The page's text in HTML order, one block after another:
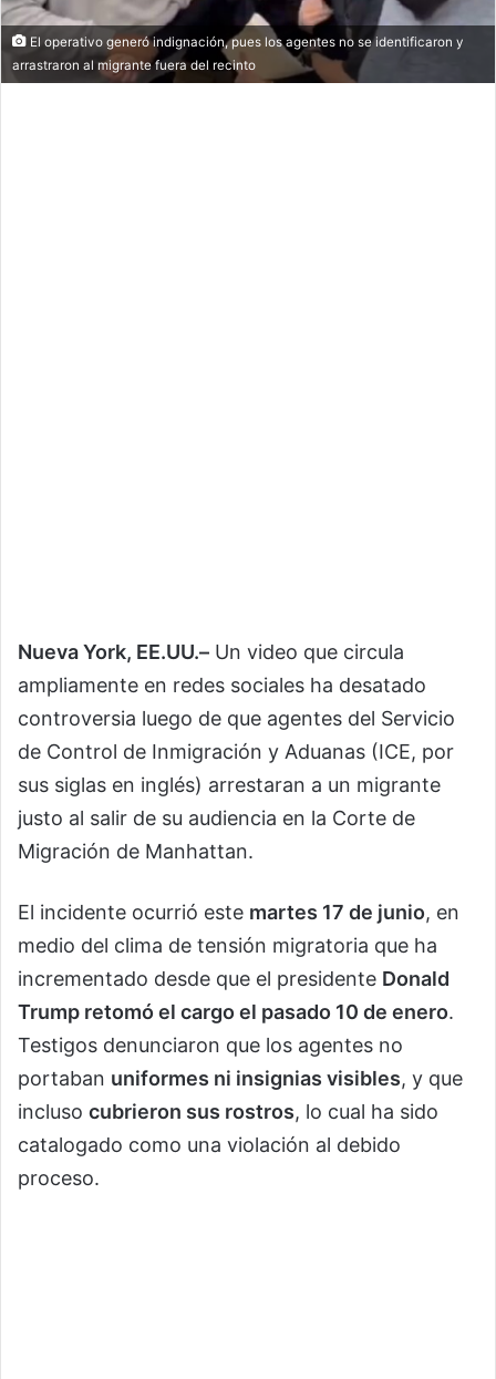
El operativo generó indignación, pues los agentes no se identificaron y
arrastraron al migrante fuera del recinto
Nueva York, EE.UU.– Un video que circula
ampliamente en redes sociales ha desatado
controversia luego de que agentes del Servicio
de Control de Inmigración y Aduanas (ICE, por
sus siglas en inglés) arrestaran a un migrante
justo al salir de su audiencia en la Corte de
Migración de Manhattan.
El incidente ocurrió este martes 17 de junio, en
medio del clima de tensión migratoria que ha
incrementado desde que el presidente Donald
Trump retomó el cargo el pasado 10 de enero.
Testigos denunciaron que los agentes no
portaban uniformes ni insignias visibles, y que
incluso cubrieron sus rostros, lo cual ha sido
catalogado como una violación al debido
proceso.